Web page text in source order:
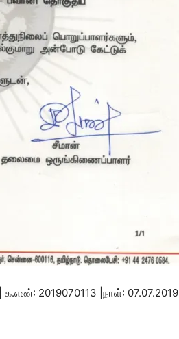
2019070113 |நாள்: 07.07.2019